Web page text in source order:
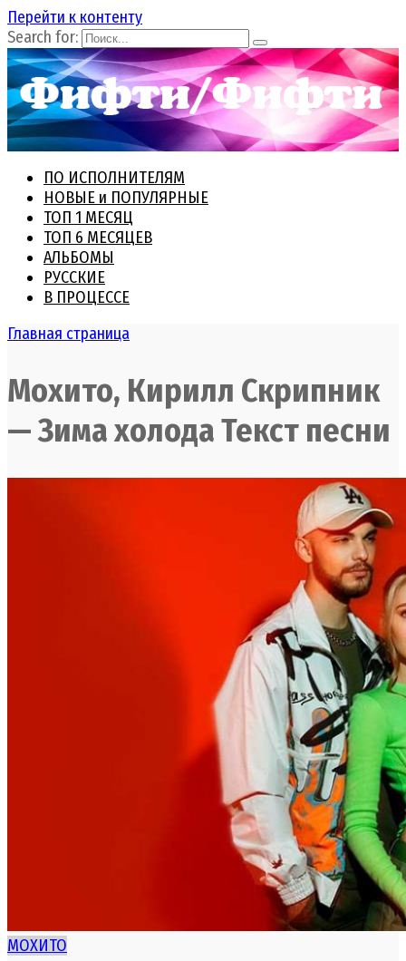
Перейти к контенту
Search for:
ПО ИСПОЛНИТЕЛЯМ
НОВЫЕ и ПОПУЛЯРНЫЕ
ТОП 1 МЕСЯЦ
ТОП 6 МЕСЯЦЕВ
АЛЬБОМЫ
РУССКИЕ
В ПРОЦЕССЕ
Главная страница
Мохито, Кирилл Скрипник
— Зима холода Текст песни
МОХИТО